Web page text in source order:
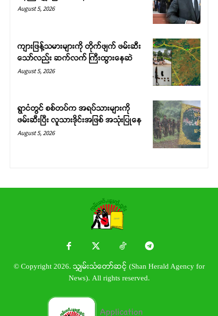
Your support keeps our voice
strong. Join us today and help
heard, every voice counts, and
justice can thrive.
August 5, 2026
ကျားဖြန့်သမားများကို တိုက်ဖျက် ဖမ်းဆီး
သော်လည်း ဆက်လက် ကြီးထွားနေဆဲ
August 5, 2026
ရွာငံတွင် စစ်တပ်က အရပ်သားများကို
ဖမ်းဆီးပြီး လူသားဒိုင်းအဖြစ် အသုံးပြုနေ
August 5, 2026
© Copyright 2026. သျှမ်းသံတော်ဆင့် (Shan Herald Agency for
News). All rights reserved.